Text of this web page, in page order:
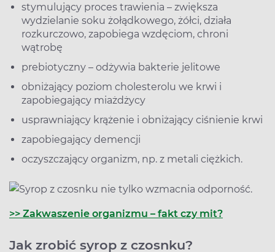
stymulujący proces trawienia – zwiększa
wydzielanie soku żołądkowego, żółci, działa
rozkurczowo, zapobiega wzdęciom, chroni
wątrobę
prebiotyczny – odżywia bakterie jelitowe
obniżający poziom cholesterolu we krwi i
zapobiegający miażdżycy
usprawniający krążenie i obniżający ciśnienie krwi
zapobiegający demencji
oczyszczający organizm, np. z metali ciężkich.
>> Zakwaszenie organizmu – fakt czy mit?
Jak zrobić syrop z czosnku?